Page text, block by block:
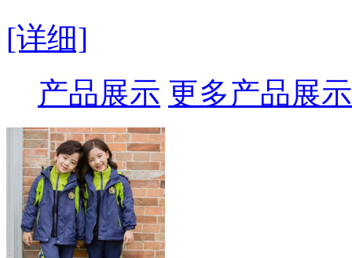
[详细]
产品展示 更多产品展示